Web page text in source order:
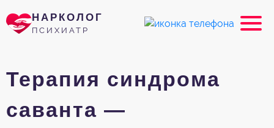
НАРКОЛОГ
ПСИХИАТР
Терапия синдрома
саванта —